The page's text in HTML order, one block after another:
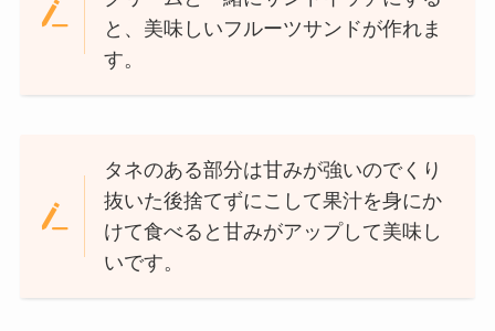
と、美味しいフルーツサンドが作れま
す。
タネのある部分は甘みが強いのでくり
抜いた後捨てずにこして果汁を身にか
けて食べると甘みがアップして美味し
いです。